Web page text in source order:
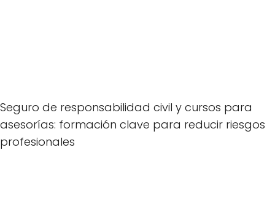
Seguro de responsabilidad civil y cursos para
asesorías: formación clave para reducir riesgos
profesionales